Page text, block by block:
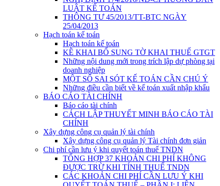
LUẬT KẾ TOÁN
THÔNG TƯ 45/2013/TT-BTC NGÀY
25/04/2013
Hạch toán kế toán
Hạch toán kế toán
KÊ KHAI BỔ SUNG TỜ KHAI THUẾ GTGT
Những nội dung mới trong trích lập dự phòng tại
doanh nghiệp
MỘT SỐ SAI SÓT KẾ TOÁN CẦN CHÚ Ý
Những điều cần biết về kế toán xuất nhập khẩu
BÁO CÁO TÀI CHÍNH
Báo cáo tài chính
CÁCH LẬP THUYẾT MINH BÁO CÁO TÀI
CHÍNH
Xây dựng công cụ quản lý tài chính
Xây dựng công cụ quản lý Tài chính đơn giản
Chi phí cần lưu ý khi quyết toán thuế TNDN
TỔNG HỢP 37 KHOẢN CHI PHÍ KHÔNG
ĐƯỢC TRỪ KHI TÍNH THUẾ TNDN
CÁC KHOẢN CHI PHÍ CẦN LƯU Ý KHI